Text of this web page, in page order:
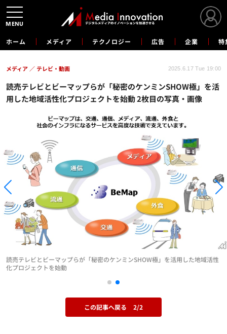
ホーム メディア テクノロジー 広告 企業 特
読売テレビとビーマップらが「秘密のケンミンSHOW極」を活
用した地域活性化プロジェクトを始動 2枚目の写真・画像
メディア テレビ・動画 2025.6.17 Tue 19:00
読売テレビとビーマップらが「秘密のケンミンSHOW極」を活用した地域活性
化プロジェクトを始動
この記事へ戻る 2/2
MENU